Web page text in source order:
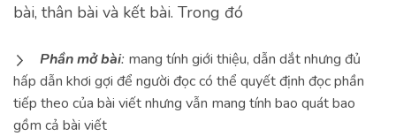
bài, thân bài và kết bài. Trong đó
Phần mở bài: mang tính giới thiệu, dẫn dắt nhưng đủ
hấp dẫn khơi gợi để người đọc có thể quyết định đọc phần
tiếp theo của bài viết nhưng vẫn mang tính bao quát bao
gồm cả bài viết